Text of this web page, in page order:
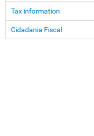
Tax information
Cidadania Fiscal